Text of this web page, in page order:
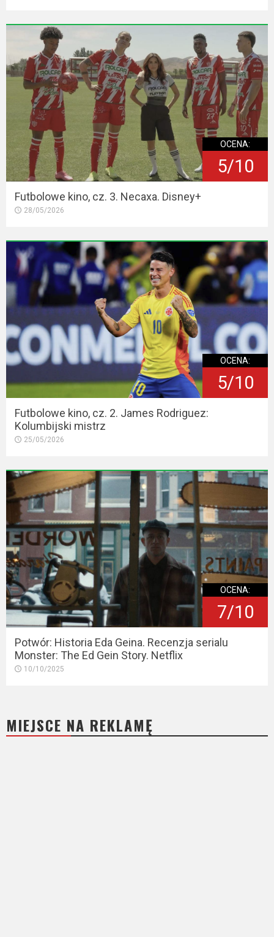
OCENA:
5/10
Futbolowe kino, cz. 3. Necaxa. Disney+
28/05/2026
OCENA:
5/10
Futbolowe kino, cz. 2. James Rodriguez:
Kolumbijski mistrz
25/05/2026
OCENA:
7/10
Potwór: Historia Eda Geina. Recenzja serialu
Monster: The Ed Gein Story. Netflix
10/10/2025
MIEJSCE NA REKLAMĘ